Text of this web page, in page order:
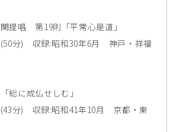
提唱 第19則「平常心是道」
録:昭和30年6月 神戸・祥福
総に成仏せしむ」
録:昭和41年10月 京都・東